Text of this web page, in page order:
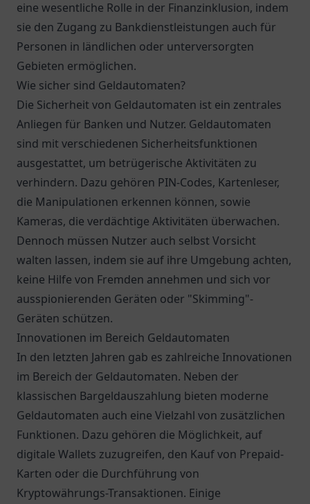
eine wesentliche Rolle in der Finanzinklusion, indem
sie den Zugang zu Bankdienstleistungen auch für
Personen in ländlichen oder unterversorgten
Gebieten ermöglichen.
Wie sicher sind Geldautomaten?
Die Sicherheit von Geldautomaten ist ein zentrales
Anliegen für Banken und Nutzer. Geldautomaten
sind mit verschiedenen Sicherheitsfunktionen
ausgestattet, um betrügerische Aktivitäten zu
verhindern. Dazu gehören PIN-Codes, Kartenleser,
die Manipulationen erkennen können, sowie
Kameras, die verdächtige Aktivitäten überwachen.
Dennoch müssen Nutzer auch selbst Vorsicht
walten lassen, indem sie auf ihre Umgebung achten,
keine Hilfe von Fremden annehmen und sich vor
ausspionierenden Geräten oder "Skimming"-
Geräten schützen.
Innovationen im Bereich Geldautomaten
In den letzten Jahren gab es zahlreiche Innovationen
im Bereich der Geldautomaten. Neben der
klassischen Bargeldauszahlung bieten moderne
Geldautomaten auch eine Vielzahl von zusätzlichen
Funktionen. Dazu gehören die Möglichkeit, auf
digitale Wallets zuzugreifen, den Kauf von Prepaid-
Karten oder die Durchführung von
Kryptowährungs-Transaktionen. Einige